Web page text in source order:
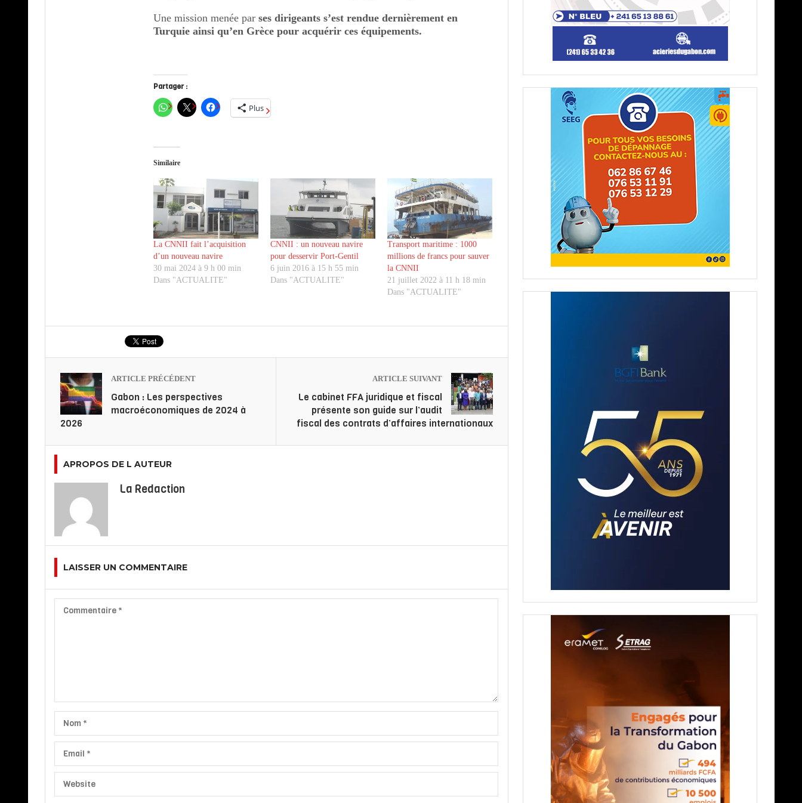
Une mission menée parses dirigeants s’est rendue dernièrement en
Turquie ainsi qu’en Grèce pour acquérir ces équipements.
Partager :
Plus
Similaire
La CNNII fait l’acquisition
d’un nouveau navire
30 mai 2024 à 9 h 00 min
Dans "ACTUALITE"
CNNII : un nouveau navire
pour desservir Port-Gentil
6 juin 2016 à 15 h 55 min
Dans "ACTUALITE"
Transport maritime : 1000
millions de francs pour sauver
la CNNII
21 juillet 2022 à 11 h 18 min
Dans "ACTUALITE"
ARTICLE PRÉCÉDENT
Gabon : Les perspectives
macroéconomiques de 2024 à
2026
ARTICLE SUIVANT
Le cabinet FFA juridique et fiscal
présente son guide sur l’audit
fiscal des contrats d’affaires internationaux
APROPOS DE L AUTEUR
La Redaction
LAISSER UN COMMENTAIRE